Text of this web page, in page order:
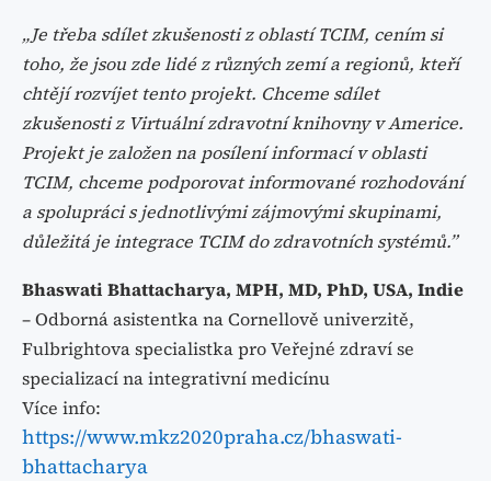
„Je třeba sdílet zkušenosti z oblastí TCIM, cením si
toho, že jsou zde lidé z různých zemí a regionů, kteří
chtějí rozvíjet tento projekt. Chceme sdílet
zkušenosti z Virtuální zdravotní knihovny v Americe.
Projekt je založen na posílení informací v oblasti
TCIM, chceme podporovat informované rozhodování
a spolupráci s jednotlivými zájmovými skupinami,
důležitá je integrace TCIM do zdravotních systémů.”
Bhaswati Bhattacharya, MPH, MD, PhD, USA, Indie
– Odborná asistentka na Cornellově univerzitě,
Fulbrightova specialistka pro Veřejné zdraví se
specializací na integrativní medicínu
Více info:
https://www.mkz2020praha.cz/bhaswati-
bhattacharya